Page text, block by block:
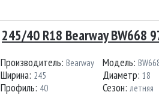
245/40 R18 Bearway BW668
Производитель: Bearway
Ширина: 245
Профиль: 40
Модель:
Диаметр: 18
Сезон: летняя